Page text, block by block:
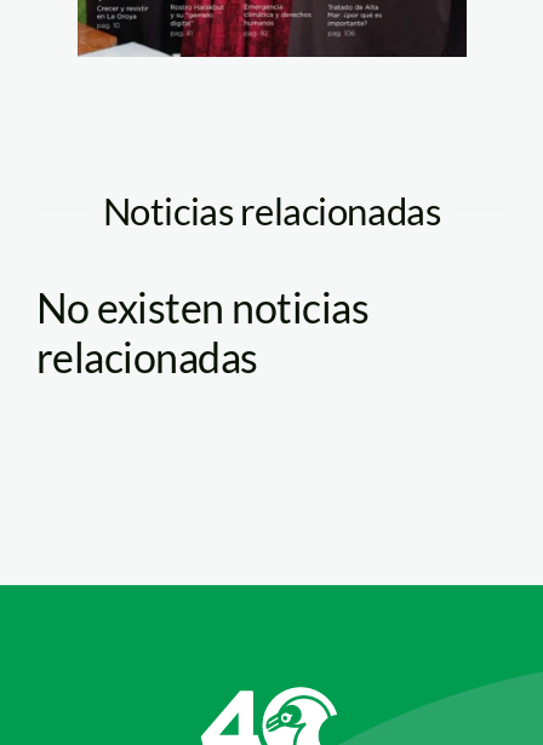
Noticias relacionadas
No existen noticias
relacionadas